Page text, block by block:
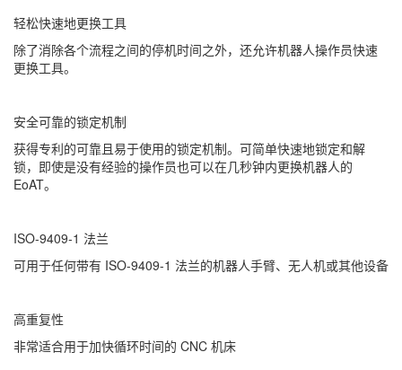
轻松快速地更换工具
除了消除各个流程之间的停机时间之外，还允许机器人操作员快速
更换工具。
安全可靠的锁定机制
获得专利的可靠且易于使用的锁定机制。可简单快速地锁定和解
锁，即使是没有经验的操作员也可以在几秒钟内更换机器人的
EoAT。
ISO-9409-1 法兰
可用于任何带有 ISO-9409-1 法兰的机器人手臂、无人机或其他设备
高重复性
非常适合用于加快循环时间的 CNC 机床